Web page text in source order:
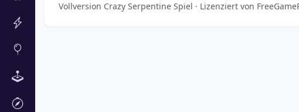
Vollversion Crazy Serpentine Spiel · Lizenziert von